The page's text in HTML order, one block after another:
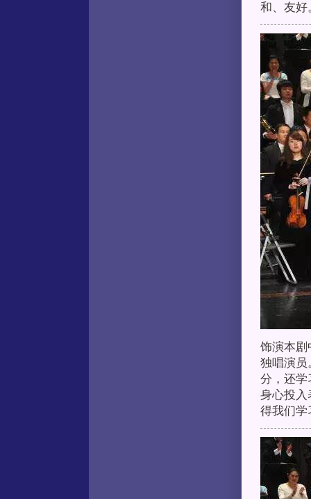
和、友好
饰演本剧
独唱演员
分，还学
身心投入
得我们学